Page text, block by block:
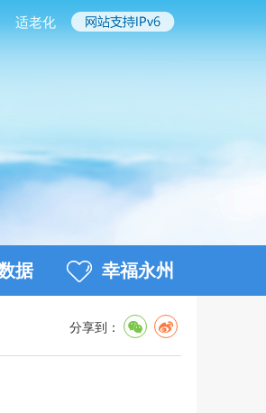
适老化
据 幸福永州
分享到：